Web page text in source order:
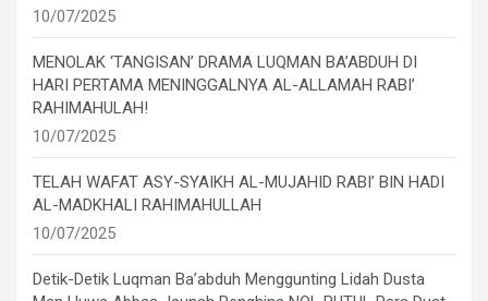
10/07/2025
MENOLAK ‘TANGISAN’ DRAMA LUQMAN BA’ABDUH DI
HARI PERTAMA MENINGGALNYA AL-ALLAMAH RABI’
RAHIMAHULAH!
10/07/2025
TELAH WAFAT ASY-SYAIKH AL-MUJAHID RABI’ BIN HADI
AL-MADKHALI RAHIMAHULLAH
10/07/2025
Detik-Detik Luqman Ba’abduh Menggunting Lidah Dusta